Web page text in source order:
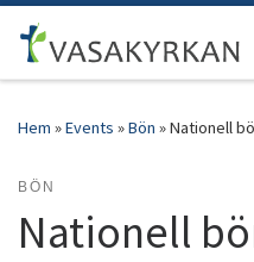
Hoppa till innehåll
Hem »Events »Bön »Nationell
BÖN
Nationell